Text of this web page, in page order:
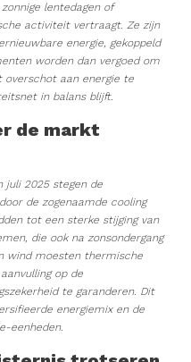
lentedagen of
activiteit vertraagt. Ze zijn
energie, gekoppeld
worden dan vergoed om
aan energie te
in balans blijft.
de markt
juli 2025 stegen de
de zogenaamde cooling
tot een sterke stijging van
die ook na zonsondergang
wind moesten thermische
op de
te garanderen. Dit
energiemix en de
eenheden.